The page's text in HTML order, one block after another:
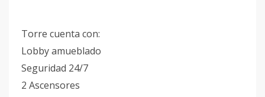
Torre cuenta con:
Lobby amueblado
Seguridad 24/7
2 Ascensores